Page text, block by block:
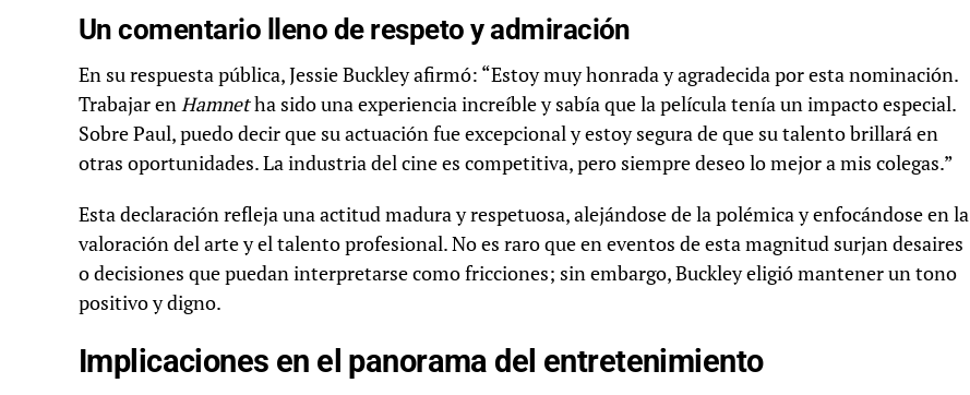
Un comentario lleno de respeto y admiración
En su respuesta pública, Jessie Buckley afirmó: “Estoy muy honrada y agradecida por esta nominación.
Trabajar enHamnetha sido una experiencia increíble y sabía que la película tenía un impacto especial.
Sobre Paul, puedo decir que su actuación fue excepcional y estoy segura de que su talento brillará en
otras oportunidades. La industria del cine es competitiva, pero siempre deseo lo mejor a mis colegas.”
Esta declaración refleja una actitud madura y respetuosa, alejándose de la polémica y enfocándose en la
valoración del arte y el talento profesional. No es raro que en eventos de esta magnitud surjan desaires
o decisiones que puedan interpretarse como fricciones; sin embargo, Buckley eligió mantener un tono
positivo y digno.
Implicaciones en el panorama del entretenimiento